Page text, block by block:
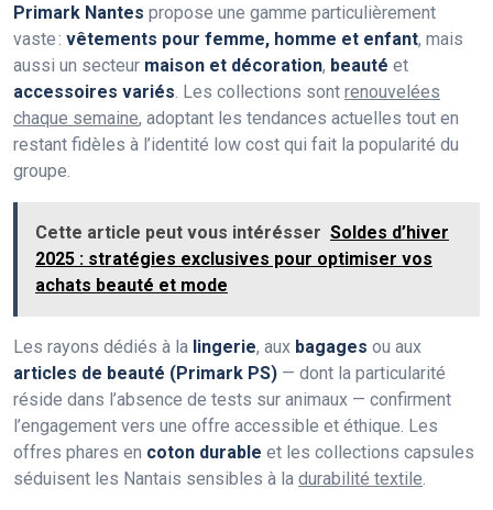
Primark Nantes propose une gamme particulièrement
vaste : vêtements pour femme, homme et enfant, mais
aussi un secteur maison et décoration, beauté et
accessoires variés . Les collections sont renouvelées
chaque semaine, adoptant les tendances actuelles tout en
restant fidèles à l’identité low cost qui fait la popularité du
groupe.
Cette article peut vous intérésser Soldes d’hiver
2025 : stratégies exclusives pour optimiser vos
achats beauté et mode
Les rayons dédiés à la lingerie, aux bagages ou aux
articles de beauté (Primark PS) — dont la particularité
réside dans l’absence de tests sur animaux — confirment
l’engagement vers une offre accessible et éthique. Les
offres phares en coton durable et les collections capsules
séduisent les Nantais sensibles à la durabilité textile